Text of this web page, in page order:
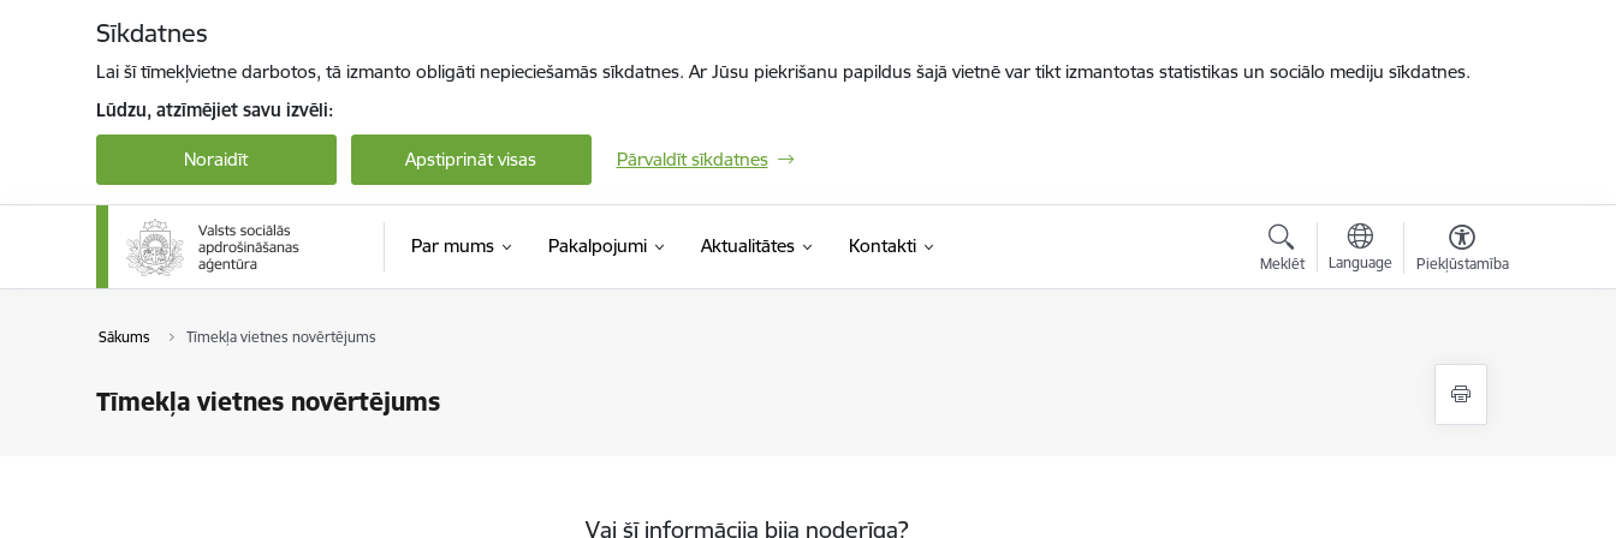
Sīkdatnes
Lai šī tīmekļvietne darbotos, tā izmanto obligāti nepieciešamās sīkdatnes. Ar Jūsu piekrišanu papildus šajā vietnē var tikt izmantotas statistikas un sociālo mediju sīkdatnes.
Lūdzu, atzīmējiet savu izvēli:
Noraidīt Apstiprināt visas Pārvaldīt sīkdatnes
Par mums Pakalpojumi Aktualitātes Kontakti
Meklēt Language Piekļūstamība
Sākums Tīmekļa vietnes novērtējums
Tīmekļa vietnes novērtējums
Vai šī informācija bija noderīga?